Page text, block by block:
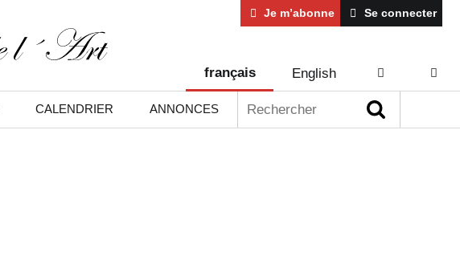
Je m’abonne Se connecter
CALENDRIER ANNONCES
français English AIDE